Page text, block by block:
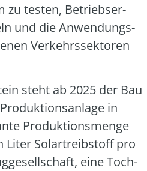
zu tes­ten, Betriebs­er­
und die Anwen­dungs­
Ver­kehrs­sek­to­ren
steht ab 2025 der Bau
in
Pro­duk­ti­ons­men­ge
Liter Solar­treib­stoff pro
eine Toch­